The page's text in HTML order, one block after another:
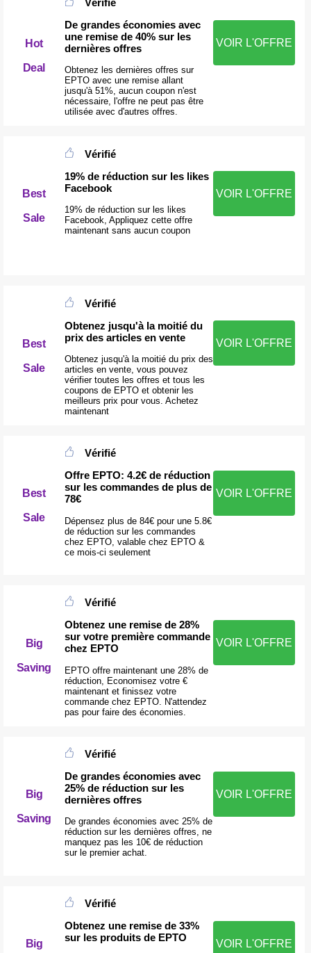
Hot
Deal
Vérifié
De grandes économies avec
une remise de 40% sur les
dernières offres
Obtenez les dernières offres sur
EPTO avec une remise allant
jusqu'à 51%, aucun coupon n'est
nécessaire, l'offre ne peut pas être
utilisée avec d'autres offres.
VOIR L'OFFRE
Best
Sale
Vérifié
19% de réduction sur les likes
Facebook
19% de réduction sur les likes
Facebook, Appliquez cette offre
maintenant sans aucun coupon
VOIR L'OFFRE
Best
Sale
Vérifié
Obtenez jusqu'à la moitié du
prix des articles en vente
Obtenez jusqu'à la moitié du prix des
articles en vente, vous pouvez
vérifier toutes les offres et tous les
coupons de EPTO et obtenir les
meilleurs prix pour vous. Achetez
maintenant
VOIR L'OFFRE
Best
Sale
Vérifié
Offre EPTO: 4.2€ de réduction
sur les commandes de plus de
78€
Dépensez plus de 84€ pour une 5.8€
de réduction sur les commandes
chez EPTO, valable chez EPTO &
ce mois-ci seulement
VOIR L'OFFRE
Big
Saving
Vérifié
Obtenez une remise de 28%
sur votre première commande
chez EPTO
EPTO offre maintenant une 28% de
réduction, Economisez votre €
maintenant et finissez votre
commande chez EPTO. N'attendez
pas pour faire des économies.
VOIR L'OFFRE
Big
Saving
Vérifié
De grandes économies avec
25% de réduction sur les
dernières offres
De grandes économies avec 25% de
réduction sur les dernières offres, ne
manquez pas les 10€ de réduction
sur le premier achat.
VOIR L'OFFRE
Big
Vérifié
Obtenez une remise de 33%
sur les produits de EPTO
VOIR L'OFFRE